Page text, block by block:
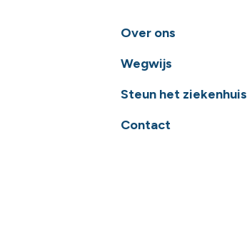
Over ons
Wegwijs
Steun het ziekenhuis
Contact